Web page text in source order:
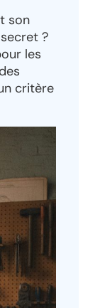
son
?
les
critère